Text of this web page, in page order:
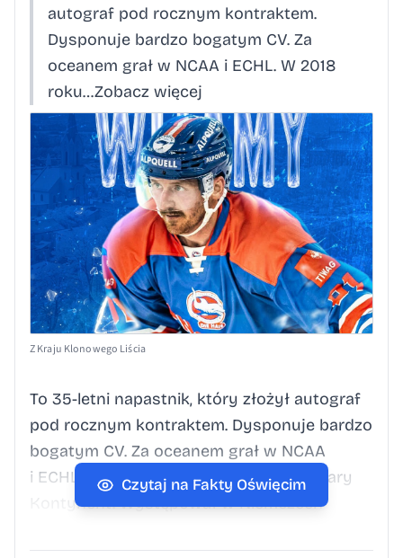
autograf pod rocznym kontraktem.
Dysponuje bardzo bogatym CV. Za
oceanem grał w NCAA i ECHL. W 2018
roku…Zobacz więcej
Z Kraju Klonowego Liścia
To 35-letni napastnik, który złożył autograf
pod rocznym kontraktem. Dysponuje bardzo
bogatym CV. Za oceanem grał w NCAA
i ECHL. W 2018 roku przeniósł się na Stary
Kontynent. Występował w Niemczech
Czytaj na Fakty Oświęcim